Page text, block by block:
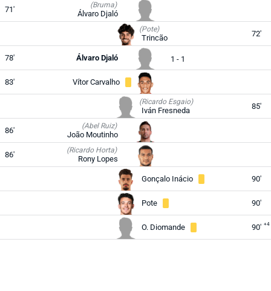
71' (Bruma)
Álvaro Djaló
(Pote)
Trincão 72'
78' Álvaro Djaló 1 - 1
83' Vítor Carvalho
(Ricardo Esgaio)
Iván Fresneda 85'
86' (Abel Ruiz)
João Moutinho
86' (Ricardo Horta)
Rony Lopes
Gonçalo Inácio 90'
Pote 90'
O. Diomande 90' +4